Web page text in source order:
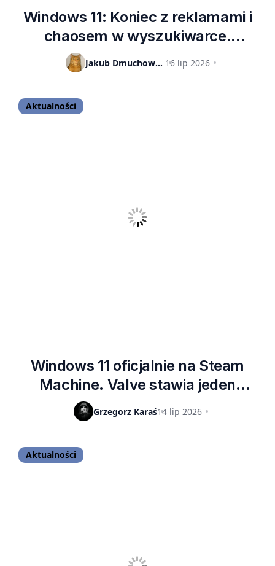
Windows 11: Koniec z reklamami i
chaosem w wyszukiwarce.
Microsoft wprowadza wielkie zmiany
Jakub Dmuchowski 16 lip 2026
Aktualności
Windows 11 oficjalnie na Steam
Machine. Valve stawia jeden
warunek
Grzegorz Karaś14 lip 2026
Aktualności